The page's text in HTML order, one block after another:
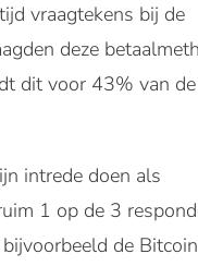
vraagtekens bij de
deze
dit voor 43% van de
intrede doen als
1 op de 3
de